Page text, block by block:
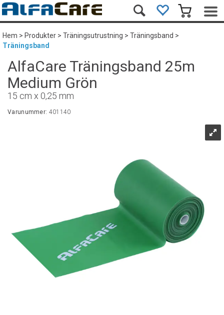
Hem>Produkter>Träningsutrustning>Träningsband>
Träningsband
AlfaCare Träningsband 25m
Medium Grön
15 cm x 0,25 mm
Varunummer: 401140